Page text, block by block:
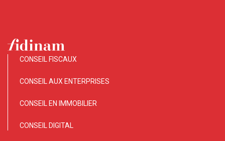
CONSEIL FISCAUX
CONSEIL AUX ENTERPRISES
CONSEIL EN IMMOBILIER
CONSEIL DIGITAL